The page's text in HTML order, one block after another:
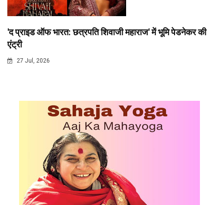
'द प्राइड ऑफ भारत: छत्रपति शिवाजी महाराज' में भूमि पेडनेकर की
एंट्री
27 Jul, 2026